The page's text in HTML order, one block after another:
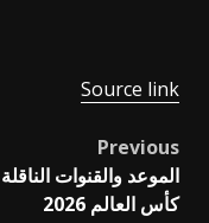
Source link
Post
navigation
Previous
الموعد والقنوات
كأس العالم 2026